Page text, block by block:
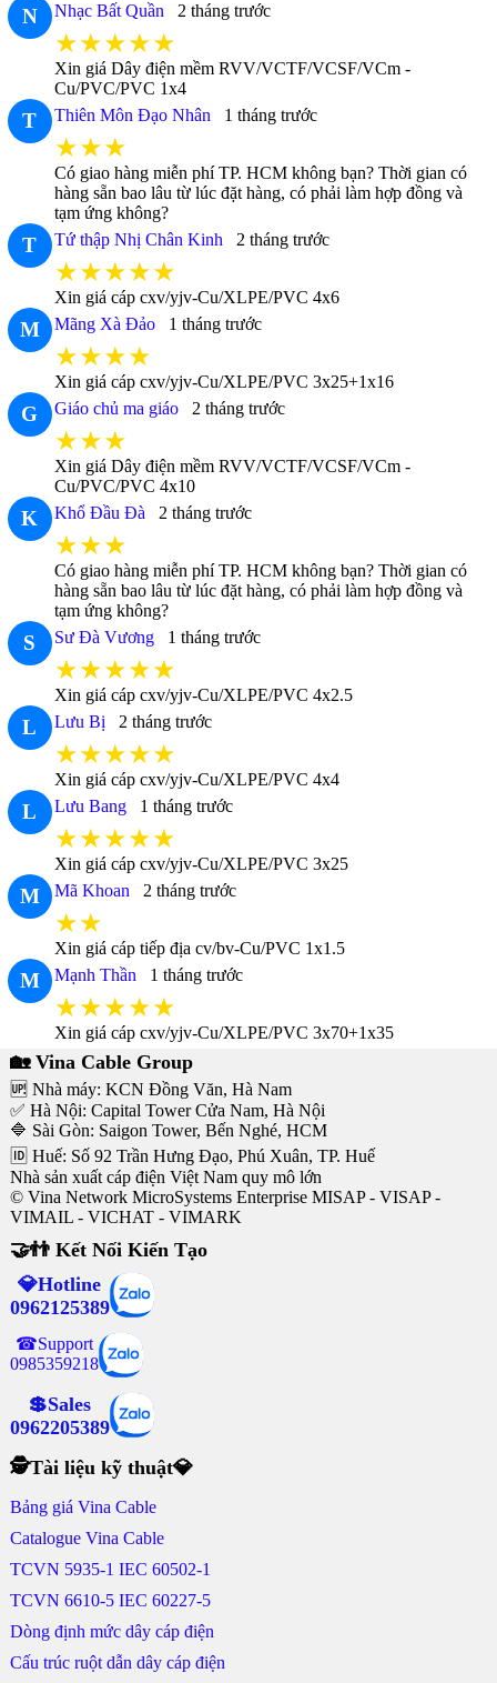
N Nhạc Bất Quần 2 tháng trước
★★★★★
Xin giá Dây điện mềm RVV/VCTF/VCSF/VCm -
Cu/PVC/PVC 1x4
T Thiên Môn Đạo Nhân 1 tháng trước
★★★
Có giao hàng miễn phí TP. HCM không bạn? Thời gian có
hàng sẵn bao lâu từ lúc đặt hàng, có phải làm hợp đồng và
tạm ứng không?
T Tứ thập Nhị Chân Kinh 2 tháng trước
★★★★★
Xin giá cáp cxv/yjv-Cu/XLPE/PVC 4x6
M Mãng Xà Đảo 1 tháng trước
★★★★
Xin giá cáp cxv/yjv-Cu/XLPE/PVC 3x25+1x16
G Giáo chủ ma giáo 2 tháng trước
★★★
Xin giá Dây điện mềm RVV/VCTF/VCSF/VCm -
Cu/PVC/PVC 4x10
K Khổ Đầu Đà 2 tháng trước
★★★
Có giao hàng miễn phí TP. HCM không bạn? Thời gian có
hàng sẵn bao lâu từ lúc đặt hàng, có phải làm hợp đồng và
tạm ứng không?
S Sư Đà Vương 1 tháng trước
★★★★★
Xin giá cáp cxv/yjv-Cu/XLPE/PVC 4x2.5
L Lưu Bị 2 tháng trước
★★★★★
Xin giá cáp cxv/yjv-Cu/XLPE/PVC 4x4
L Lưu Bang 1 tháng trước
★★★★★
Xin giá cáp cxv/yjv-Cu/XLPE/PVC 3x25
M Mã Khoan 2 tháng trước
★★
Xin giá cáp tiếp địa cv/bv-Cu/PVC 1x1.5
M Mạnh Thần 1 tháng trước
★★★★★
Xin giá cáp cxv/yjv-Cu/XLPE/PVC 3x70+1x35
🏡 Vina Cable Group
🆙 Nhà máy: KCN Đồng Văn, Hà Nam
✅ Hà Nội: Capital Tower Cửa Nam, Hà Nội
🔷 Sài Gòn: Saigon Tower, Bến Nghé, HCM
🆔 Huế: Số 92 Trần Hưng Đạo, Phú Xuân, TP. Huế
Nhà sản xuất cáp điện Việt Nam quy mô lớn
© Vina Network MicroSystems Enterprise MISAP - VISAP -
VIMAIL - VICHAT - VIMARK
🤝👬 Kết Nối Kiến Tạo
💎Hotline
0962125389
☎Support
0985359218
💲Sales
0962205389
🕵Tài liệu kỹ thuật💎
Bảng giá Vina Cable
Catalogue Vina Cable
TCVN 5935-1 IEC 60502-1
TCVN 6610-5 IEC 60227-5
Dòng định mức dây cáp điện
Cấu trúc ruột dẫn dây cáp điện